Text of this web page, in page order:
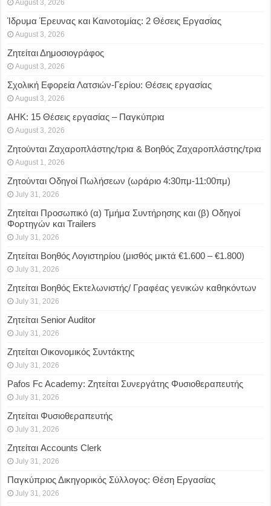
August 3, 2026
Ίδρυμα Έρευνας και Καινοτομίας: 2 Θέσεις Εργασίας
August 3, 2026
Ζητείται Δημοσιογράφος
August 3, 2026
Σχολική Εφορεία Λατσιών-Γερίου: Θέσεις εργασίας
August 3, 2026
ΑΗΚ: 15 Θέσεις εργασίας – Παγκύπρια
August 3, 2026
Ζητούνται Ζαχαροπλάστης/τρια & Βοηθός Ζαχαροπλάστης/τρια
August 1, 2026
Ζητούνται Οδηγοί Πωλήσεων (ωράριο 4:30πμ-11:00πμ)
July 31, 2026
Ζητείται Προσωπικό (α) Τμήμα Συντήρησης και (β) Οδηγοί
Φορτηγών και Trailers
July 31, 2026
Ζητείται Βοηθός Λογιστηρίου (μισθός μικτά €1.600 – €1.800)
July 31, 2026
Ζητείται Βοηθός Εκτελωνιστής/ Γραφέας γενικών καθηκόντων
July 31, 2026
Ζητείται Senior Auditor
July 31, 2026
Ζητείται Οικονομικός Συντάκτης
July 31, 2026
Pafos Fc Academy: Ζητείται Συνεργάτης Φυσιοθεραπευτής
July 31, 2026
Ζητείται Φυσιοθεραπευτής
July 31, 2026
Ζητείται Accounts Clerk
July 31, 2026
Παγκύπριος Δικηγορικός Σύλλογος: Θέση Εργασίας
July 31, 2026